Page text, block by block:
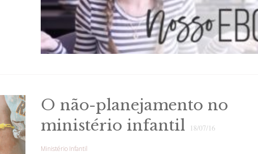
O não-planejamento no
ministério infantil
18/07/16
Ministério Infantil